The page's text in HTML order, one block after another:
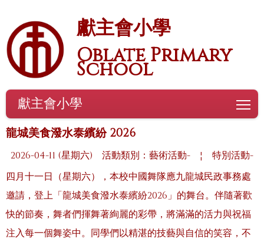
獻主會小學
Oblate Primary
School
獻主會小學
龍城美食潑水泰繽紛 2026
2026-04-11 (星期六) 活動類別：藝術活動- ¦
特別活動-
四月十一日（星期六），本校中國舞隊應九龍城民政事務處
邀請，登上「龍城美食潑水泰繽紛2026」的舞台。伴隨著歡
快的節奏，舞者們揮舞著絢麗的彩帶，將滿滿的活力與祝福
注入每一個舞姿中。同學們以精湛的技藝與自信的笑容，不